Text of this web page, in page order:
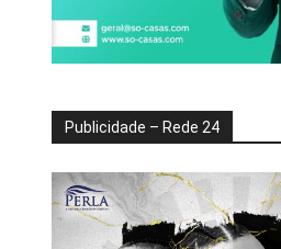
Publicidade – Rede 24